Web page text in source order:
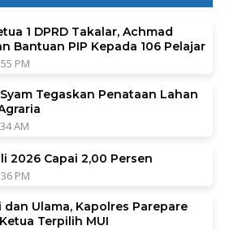
1 DPRD Takalar, Achmad
Bantuan PIP Kepada 106 Pelajar
PM
Tegaskan Penataan Lahan
AM
2026 Capai 2,00 Persen
PM
Ulama, Kapolres Parepare
Terpilih MUI